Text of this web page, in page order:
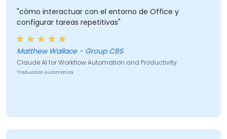
"cómo interactuar con el entorno de Office y
configurar tareas repetitivas"
Matthew Wallace - Group CBS
Claude AI for Workflow Automation and Productivity
Traducción Automática